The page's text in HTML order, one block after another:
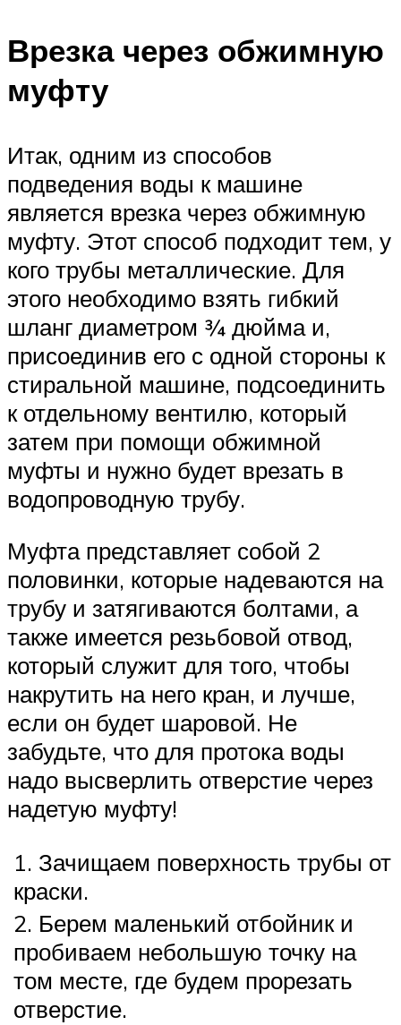
Врезка через обжимную
муфту
Итак, одним из способов
подведения воды к машине
является врезка через обжимную
муфту. Этот способ подходит тем, у
кого трубы металлические. Для
этого необходимо взять гибкий
шланг диаметром ¾ дюйма и,
присоединив его с одной стороны к
стиральной машине, подсоединить
к отдельному вентилю, который
затем при помощи обжимной
муфты и нужно будет врезать в
водопроводную трубу.
Муфта представляет собой 2
половинки, которые надеваются на
трубу и затягиваются болтами, а
также имеется резьбовой отвод,
который служит для того, чтобы
накрутить на него кран, и лучше,
если он будет шаровой. Не
забудьте, что для протока воды
надо высверлить отверстие через
надетую муфту!
1. Зачищаем поверхность трубы от
краски.
2. Берем маленький отбойник и
пробиваем небольшую точку на
том месте, где будем прорезать
отверстие.